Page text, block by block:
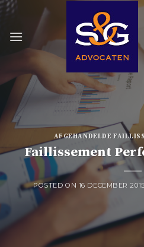
Skip
content
AFGEHANDELDE
Faillissement
POSTED ON 16 DECEMBER 2015